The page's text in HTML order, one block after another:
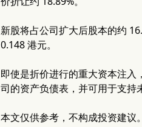
新股将占公司扩大后股本的约
0.148 港元。
即使是折价进行的重大资本注
司的资产负债表，并可用于支持
本文仅供参考，不构成投资建议。